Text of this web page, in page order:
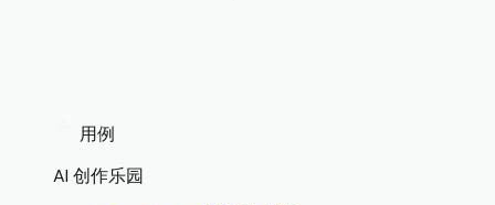
用例
AI 创作乐园